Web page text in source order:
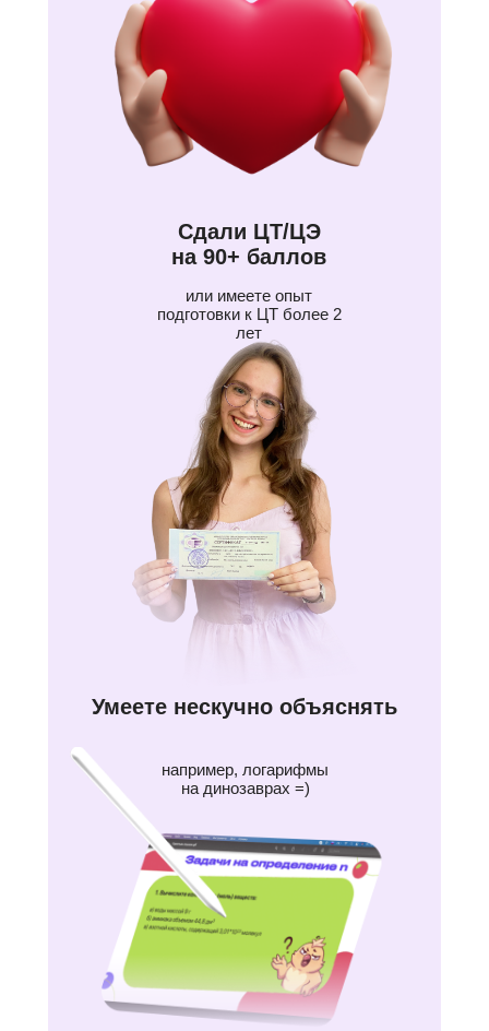
Умеете нескучно объяснять
например, логарифмы
на динозаврах =)
или имеете опыт
подготовки к ЦТ более 2
лет
Сдали ЦТ/ЦЭ
на 90+ баллов